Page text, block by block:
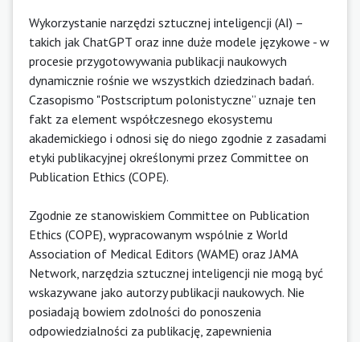
Wykorzystanie narzędzi sztucznej inteligencji (AI) –
takich jak ChatGPT oraz inne duże modele językowe - w
procesie przygotowywania publikacji naukowych
dynamicznie rośnie we wszystkich dziedzinach badań.
Czasopismo "Postscriptum polonistyczne” uznaje ten
fakt za element współczesnego ekosystemu
akademickiego i odnosi się do niego zgodnie z zasadami
etyki publikacyjnej określonymi przez Committee on
Publication Ethics (COPE).
Zgodnie ze stanowiskiem Committee on Publication
Ethics (COPE), wypracowanym wspólnie z World
Association of Medical Editors (WAME) oraz JAMA
Network, narzędzia sztucznej inteligencji nie mogą być
wskazywane jako autorzy publikacji naukowych. Nie
posiadają bowiem zdolności do ponoszenia
odpowiedzialności za publikację, zapewnienia